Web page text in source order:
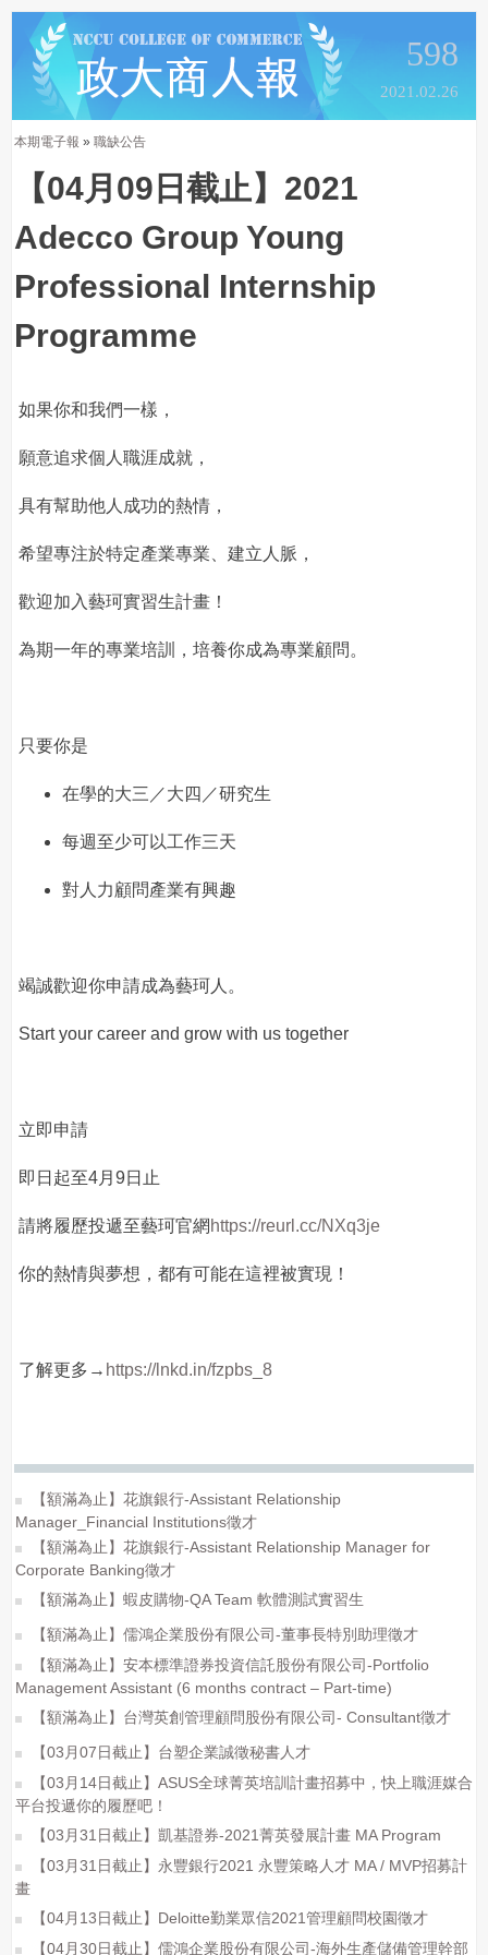
598
2021.02.26
本期電子報 » 職缺公告
【04月09日截止】2021
Adecco Group Young
Professional Internship
Programme
如果你和我們一樣，
願意追求個人職涯成就，
具有幫助他人成功的熱情，
希望專注於特定產業專業、建立人脈，
歡迎加入藝珂實習生計畫！
為期一年的專業培訓，培養你成為專業顧問。
只要你是
在學的大三／大四／研究生
每週至少可以工作三天
對人力顧問產業有興趣
竭誠歡迎你申請成為藝珂人。
Start your career and grow with us together
立即申請
即日起至4月9日止
請將履歷投遞至藝珂官網 https://reurl.cc/NXq3je
你的熱情與夢想，都有可能在這裡被實現！
了解更多→ https://lnkd.in/fzpbs_8
【額滿為止】花旗銀行-Assistant Relationship
Manager_Financial Institutions徵才
【額滿為止】花旗銀行-Assistant Relationship Manager for
Corporate Banking徵才
【額滿為止】蝦皮購物-QA Team 軟體測試實習生
【額滿為止】儒鴻企業股份有限公司-董事長特別助理徵才
【額滿為止】安本標準證券投資信託股份有限公司-Portfolio
Management Assistant (6 months contract – Part-time)
【額滿為止】台灣英創管理顧問股份有限公司- Consultant徵才
【03月07日截止】台塑企業誠徵秘書人才
【03月14日截止】ASUS全球菁英培訓計畫招募中，快上職涯媒合
平台投遞你的履歷吧！
【03月31日截止】凱基證券-2021菁英發展計畫 MA Program
【03月31日截止】永豐銀行2021 永豐策略人才 MA / MVP招募計
畫
【04月13日截止】Deloitte勤業眾信2021管理顧問校園徵才
【04月30日截止】儒鴻企業股份有限公司-海外生產儲備管理幹部